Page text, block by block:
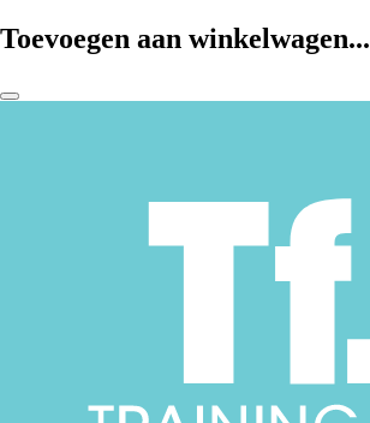
Toevoegen aan winkelwagen...